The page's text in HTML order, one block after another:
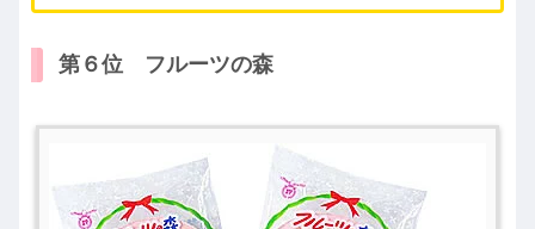
第６位 フルーツの森